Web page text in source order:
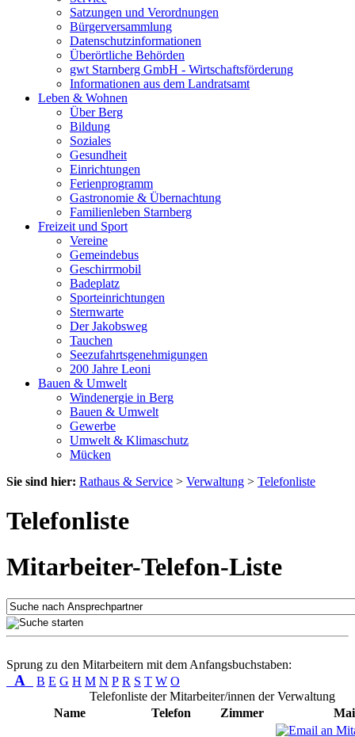
Satzungen und Verordnungen
Bürgerversammlung
Datenschutzinformationen
Überörtliche Behörden
gwt Starnberg GmbH - Wirtschaftsförderung
Informationen aus dem Landratsamt
Leben & Wohnen
Über Berg
Bildung
Soziales
Gesundheit
Einrichtungen
Ferienprogramm
Gastronomie & Übernachtung
Familienleben Starnberg
Freizeit und Sport
Vereine
Gemeindebus
Geschirrmobil
Badeplatz
Sporteinrichtungen
Sternwarte
Der Jakobsweg
Tauchen
Seezufahrtsgenehmigungen
200 Jahre Leoni
Bauen & Umwelt
Windenergie in Berg
Bauen & Umwelt
Gewerbe
Umwelt & Klimaschutz
Mücken
Sie sind hier: Rathaus & Service > Verwaltung > Telefonliste
Telefonliste
Mitarbeiter-Telefon-Liste
Sprung zu den Mitarbeitern mit dem Anfangsbuchstaben:
A B E G H M N P R S T W O
Telefonliste der Mitarbeiter/innen der Verwaltung
Name
Telefon Zimmer